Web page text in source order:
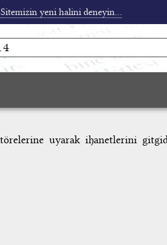
Sitemizin yeni halini deneyin...
uyarak ihanetlerini